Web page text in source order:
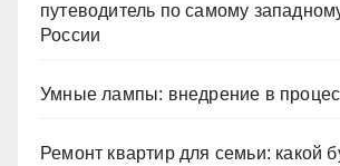
путеводитель по самому
России
Умные лампы: внедрение в
Ремонт квартир для семьи: какой